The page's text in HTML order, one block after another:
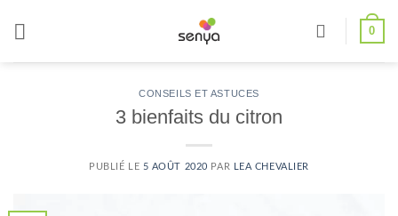
0
CONSEILS ET ASTUCES
3 bienfaits du citron
PUBLIÉ LE 5 AOÛT 2020 PAR LEA CHEVALIER